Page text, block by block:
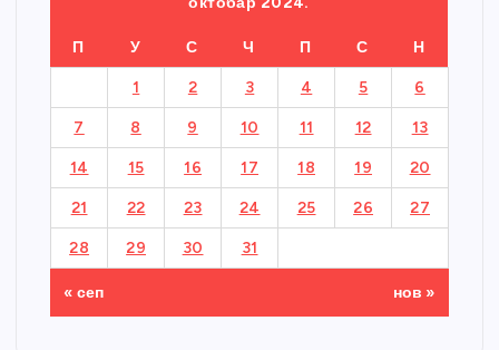
П У С Ч П С Н
1 2 3 4 5 6
7 8 9 10 11 12 13
14 15 16 17 18 19 20
21 22 23 24 25 26 27
28 29 30 31
« сеп нов »